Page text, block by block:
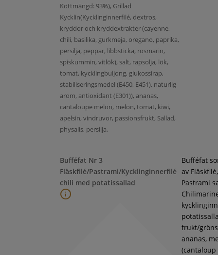
Köttmängd: 93%), Grillad
Kycklin(Kycklinginnerfilé, dextros,
kryddor och kryddextrakter (cayenne,
chili, basilika, gurkmeja, oregano, paprika,
persilja, peppar, libbsticka, rosmarin,
spiskummin, vitlök), salt, rapsolja, lök,
tomat, kycklingbuljong, glukossirap,
stabiliseringsmedel (E450, E451), naturlig
arom, antioxidant (E301)), ananas,
cantaloupe melon, melon, tomat, kiwi,
apelsin, vindruvor, passionsfrukt, Sallad,
physalis, persilja,
Bufféfat Nr 3
Fläskfilé/Pastrami/Kycklinginnerfilé
chili med potatissallad
Bufféfat
av Fläskfilé,
Pastrami
frukt/
ananas,
(cantaloup